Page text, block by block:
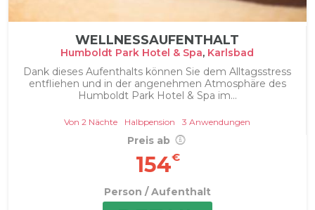
WELLNESSAUFENTHALT
Humboldt Park Hotel & Spa, Karlsbad
Dank dieses Aufenthalts können Sie dem Alltagsstress
entfliehen und in der angenehmen Atmosphäre des
Humboldt Park Hotel & Spa im...
Von 2 Nächte Halbpension 3 Anwendungen
Preis ab
154€
Person / Aufenthalt